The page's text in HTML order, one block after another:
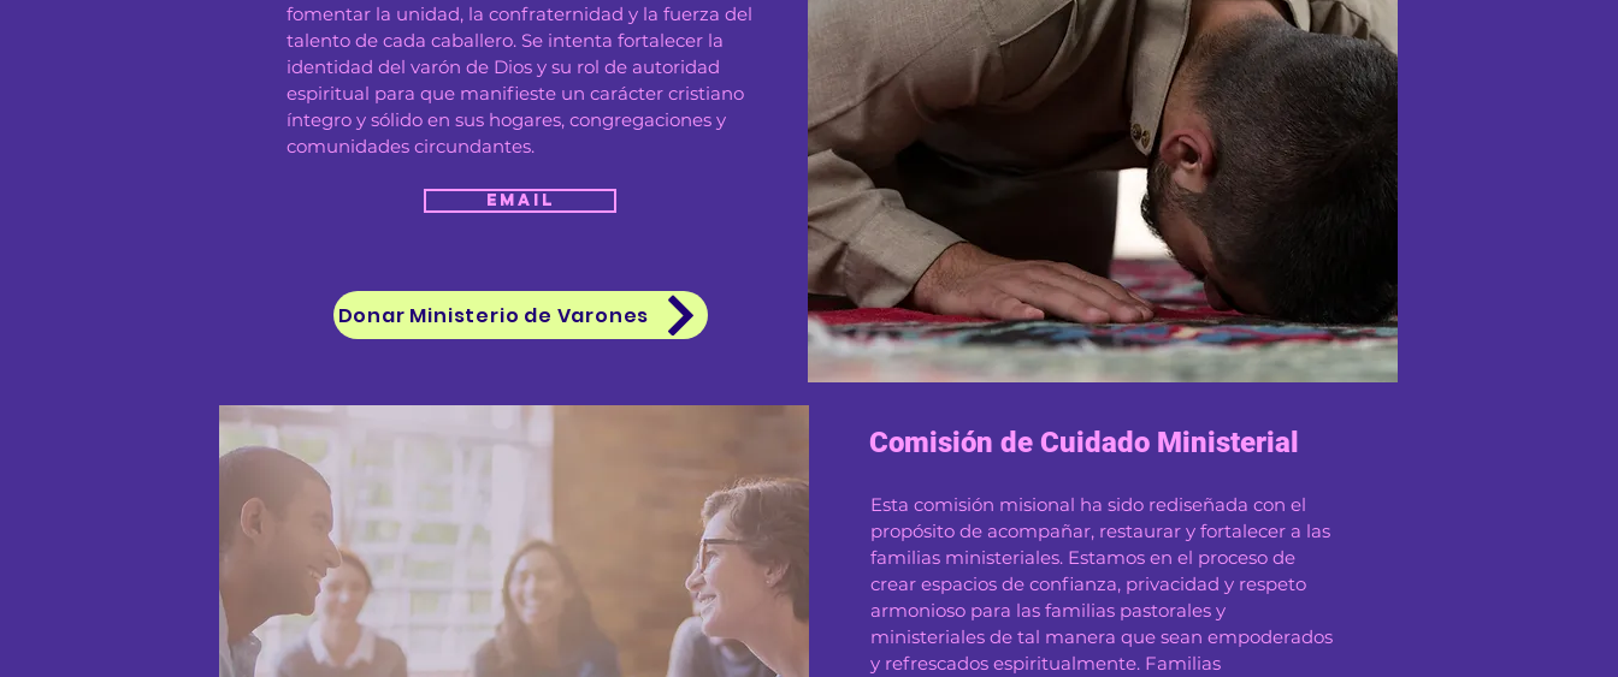
fomentar la unidad, la confraternidad y la fuerza del
talento de cada caballero. Se intenta fortalecer la
identidad del varón de Dios y su rol de autoridad
espiritual para que manifieste un carácter cristiano
íntegro y sólido en sus hogares, congregaciones y
comunidades circundantes.
Email
Donar Ministerio de Varones
Comisión de Cuidado Ministerial
Esta comisión misional ha sido rediseñada con el
propósito de acompañar, restaurar y fortalecer a las
familias ministeriales. Estamos en el proceso de
crear espacios de confianza, privacidad y respeto
armonioso para las familias pastorales y
ministeriales de tal manera que sean empoderados
y refrescados espiritualmente. Familias